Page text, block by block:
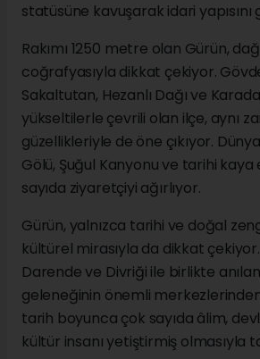
statüsüne kavuşarak idari yapısını
Rakımı 1250 metre olan Gürün,
coğrafyasıyla dikkat çekiyor.
Sakaltutan, Hezanlı Dağı ve
yükseltilerle çevrili olan ilçe, aynı
güzellikleriyle de öne çıkıyor.
Gölü, Şuğul Kanyonu ve tarihi kaya
sayıda ziyaretçiyi ağırlıyor.
Gürün, yalnızca tarihi ve doğal
kültürel mirasıyla da dikkat
Darende ve Divriği ile birlikte
geleneğinin önemli
tarih boyunca çok sayıda âlim,
kültür insanı yetiştirmiş olmasıyla